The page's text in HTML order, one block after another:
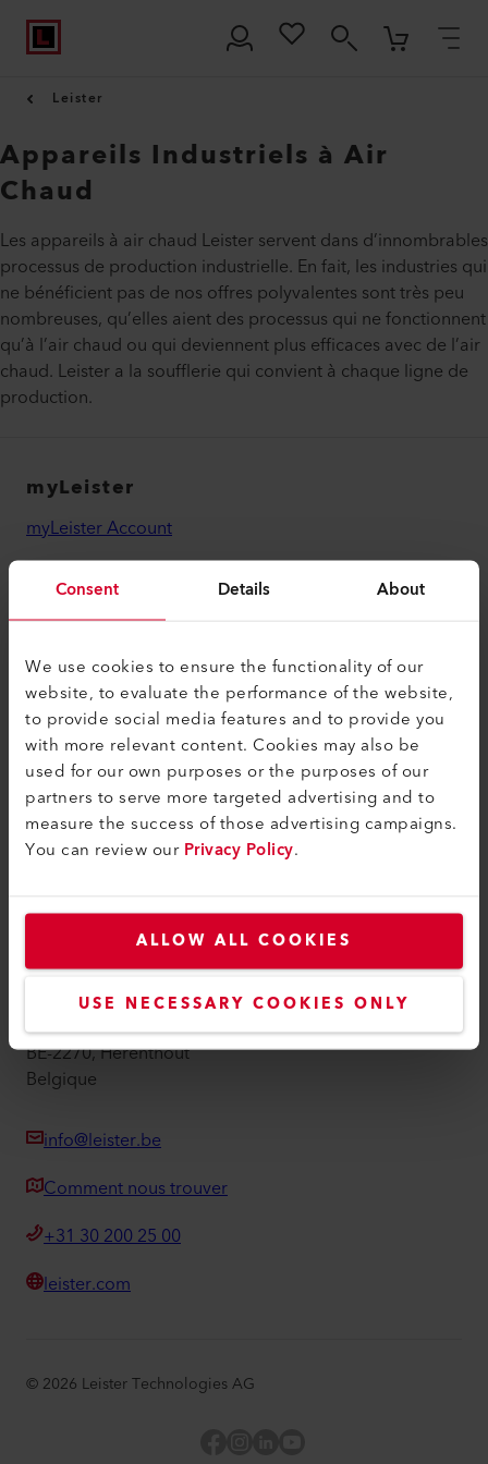
Consent Details About
We use cookies to ensure the functionality of our
website, to evaluate the performance of the website,
to provide social media features and to provide you
with more relevant content. Cookies may also be
used for our own purposes or the purposes of our
partners to serve more targeted advertising and to
measure the success of those advertising campaigns.
You can review ourPrivacy Policy.
ALLOW ALL COOKIES
USE NECESSARY COOKIES ONLY
Leister
Appareils Industriels à Air
Chaud
Les appareils à air chaud Leister servent dans d’innombrables
processus de production industrielle. En fait, les industries qui
ne bénéficient pas de nos offres polyvalentes sont très peu
nombreuses, qu’elles aient des processus qui ne fonctionnent
qu’à l’air chaud ou qui deviennent plus efficaces avec de l’air
chaud. Leister a la soufflerie qui convient à chaque ligne de
production.
myLeister
myLeister Account
Academy
Juridique et aide
Contact
Trouver un revendeur
Conditions générales
Politique de confidentialité
Moerbroek 28/01
BE-2270, Herenthout
Belgique
info@leister.be
Comment nous trouver
+31 30 200 25 00
leister.com
© 2026 Leister Technologies AG